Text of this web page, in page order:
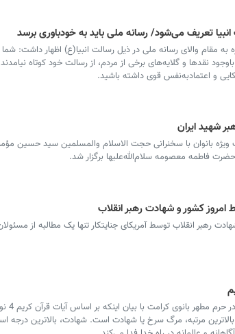
تعریف می‌شود/ رسانه ملی باید به خودباوری برسد
مقام والای رسانه‌ ملی در ذیل رسالت انبیا(ع) اظهار داشت: شما
نقدها و گلایه‌های برخی از مردم، از رسالت خود کوتاه
و اعتمادبه‌نفس قوی داشته باشید.
شهید ایران
ویژه بانوان با سخنرانی حجت الاسلام والمسلمین سید حسین
فاطمه معصومه سلام‌الله‌علیها برگزار شد.
امروز کشور و شهادت رهبر انقلاب
رهبر انقلاب توسط آمریکای جنایتکار تنها یک مطالبه از
مرتبه، مرگ سرخ یا شهادت است. شهادت، بالاترین درجه